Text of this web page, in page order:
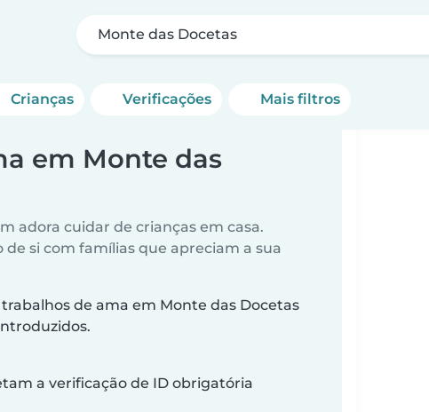
Monte das Docetas
Crianças Verificações Mais filtros
em Monte das
adora cuidar de crianças em casa.
si com famílias que apreciam a sua
de ama em Monte das Docetas
a verificação de ID obrigatória